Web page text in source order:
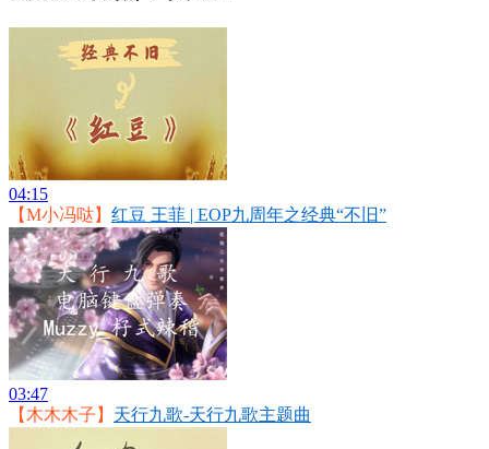
04:15
【M小冯哒】 红豆 王菲 | EOP九周年之经典“不旧”
03:47
【木木木子】 天行九歌-天行九歌主题曲